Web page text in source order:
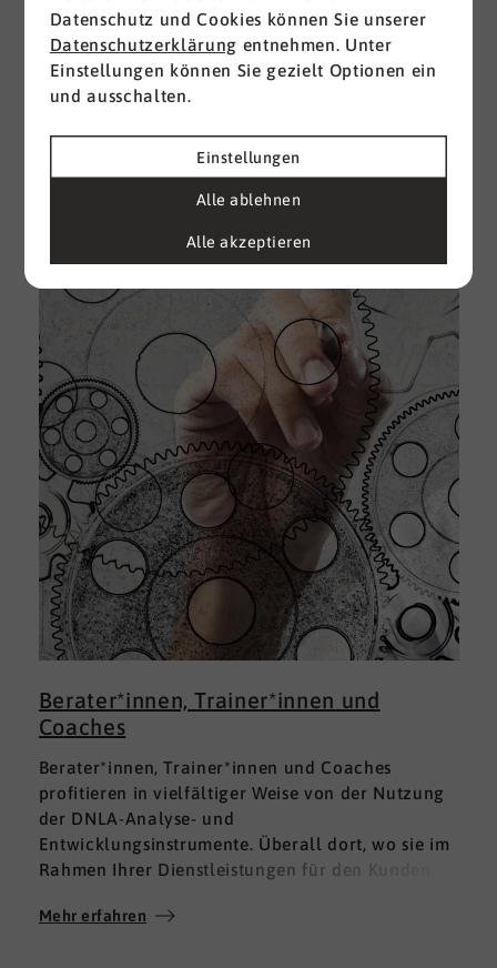
Berater*innen, Trainer*innen und
Coaches
Berater*innen, Trainer*innen und Coaches
profitieren in vielfältiger Weise von der Nutzung
der DNLA-Analyse- und
Entwicklungsinstrumente. Überall dort, wo sie im
Rahmen Ihrer Dienstleistungen für den Kunden
Soft Skills brauchen, finden sie in DNLA den
Mehr erfahren
Datenschutz und Cookies können Sie unserer
Datenschutzerklärung entnehmen. Unter
Einstellungen können Sie gezielt Optionen ein
und ausschalten.
Einstellungen
Alle ablehnen
Alle akzeptieren